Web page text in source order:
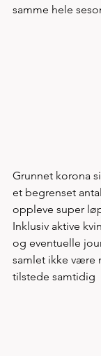
samme hele
Grunnet korona
et begrenset
oppleve super
Inklusiv aktive
og eventuelle
samlet ikke være
tilstede samtidig